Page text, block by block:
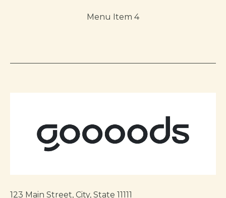
Menu Item 4
123 Main Street, City, State 11111